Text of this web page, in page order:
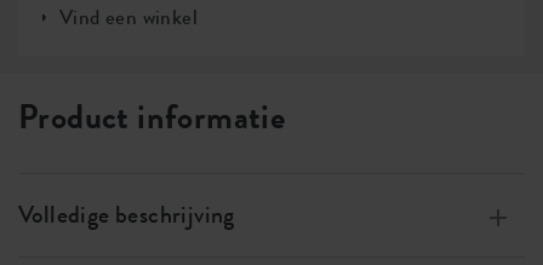
Vind een winkel
Product informatie
Volledige beschrijving